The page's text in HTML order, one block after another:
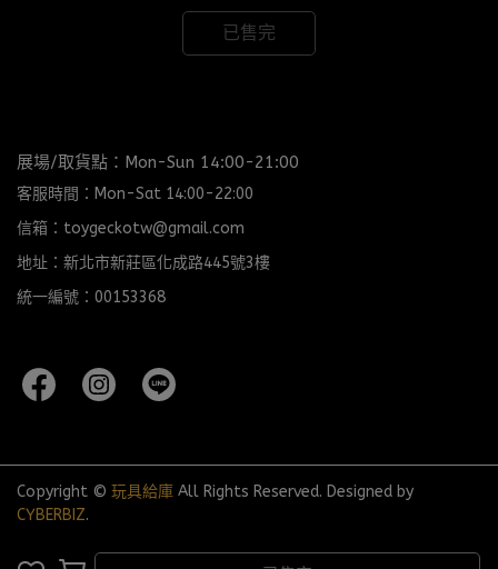
已售完
展場/取貨點：Mon-Sun 14:00-21:00
客服時間：Mon-Sat 14:00-22:00
信箱：toygeckotw@gmail.com
地址：新北市新莊區化成路445號3樓
統一編號：00153368
Copyright © 玩具給庫 All Rights Reserved. Designed by
CYBERBIZ.